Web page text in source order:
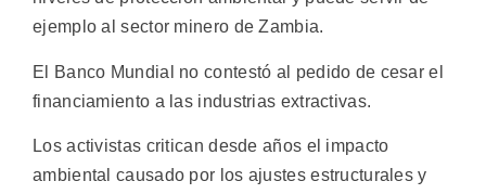
ejemplo al sector minero de Zambia.
El Banco Mundial no contestó al pedido de cesar el
financiamiento a las industrias extractivas.
Los activistas critican desde años el impacto
ambiental causado por los ajustes estructurales y